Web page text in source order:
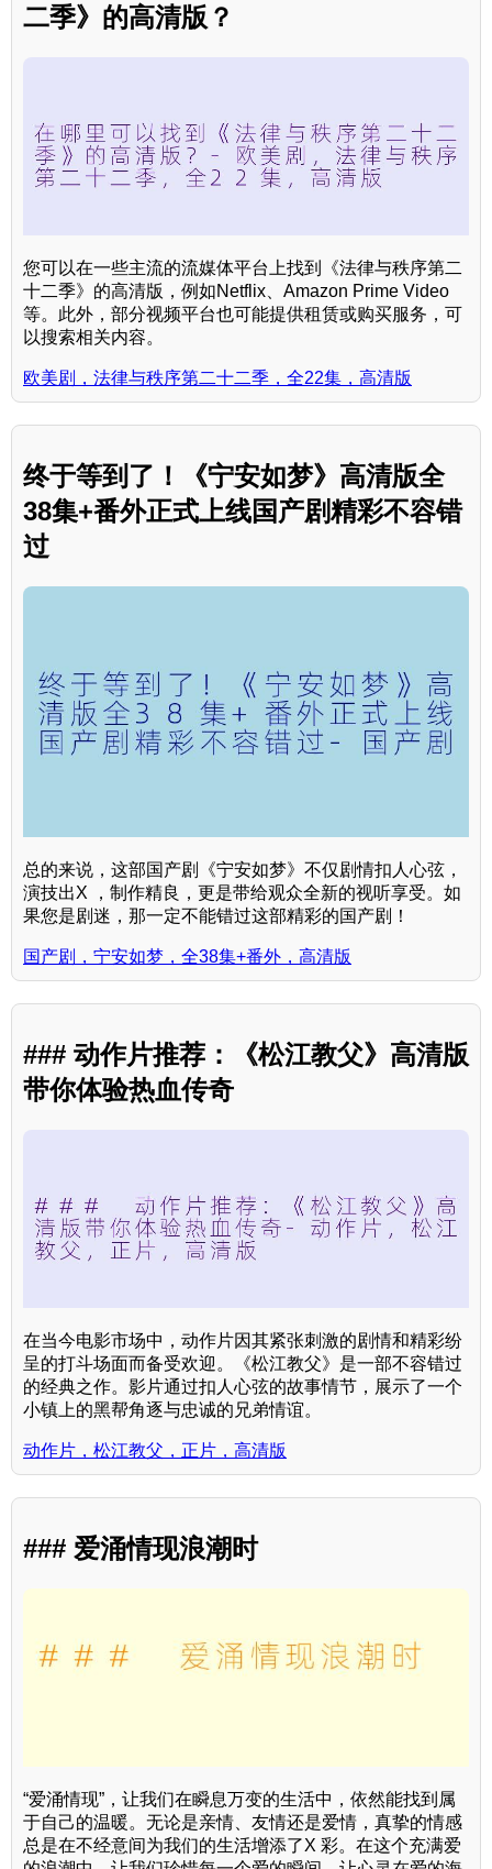
二季》的高清版？
您可以在一些主流的流媒体平台上找到《法律与秩序第二
十二季》的高清版，例如Netflix、Amazon Prime Video
等。此外，部分视频平台也可能提供租赁或购买服务，可
以搜索相关内容。
欧美剧，法律与秩序第二十二季，全22集，高清版
终于等到了！《宁安如梦》高清版全
38集+番外正式上线国产剧精彩不容错
过
总的来说，这部国产剧《宁安如梦》不仅剧情扣人心弦，
演技出X ，制作精良，更是带给观众全新的视听享受。如
果您是剧迷，那一定不能错过这部精彩的国产剧！
国产剧，宁安如梦，全38集+番外，高清版
### 动作片推荐：《松江教父》高清版
带你体验热血传奇
在当今电影市场中，动作片因其紧张刺激的剧情和精彩纷
呈的打斗场面而备受欢迎。《松江教父》是一部不容错过
的经典之作。影片通过扣人心弦的故事情节，展示了一个
小镇上的黑帮角逐与忠诚的兄弟情谊。
动作片，松江教父，正片，高清版
### 爱涌情现浪潮时
“爱涌情现”，让我们在瞬息万变的生活中，依然能找到属
于自己的温暖。无论是亲情、友情还是爱情，真挚的情感
总是在不经意间为我们的生活增添了X 彩。在这个充满爱